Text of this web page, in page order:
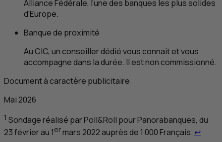
Alliance Fédérale, l’une des banques les plus solides
d’Europe.
Banque de proximité
AuCIC, un conseiller dédié vous connait et vous
accompagne dans la durée. Il est non commissionné.
Document à caractère publicitaire
Mai 2026
1 Sondage réalisé par Poll&Roll pour Panorabanques, du
23 février au 1ermars 2022 auprès de 1 000 Français. ↩